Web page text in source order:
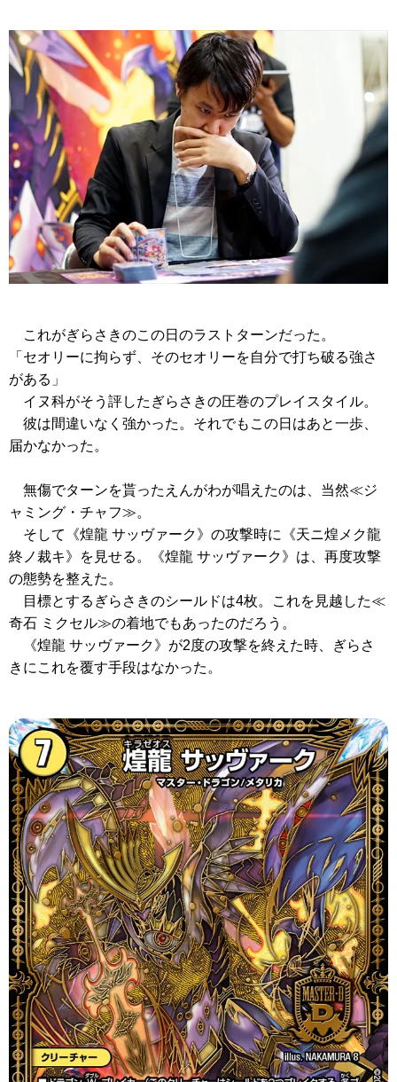
これがぎらさきのこの日のラストターンだった。
「セオリーに拘らず、そのセオリーを自分で打ち破る強さ
がある」
イヌ科がそう評したぎらさきの圧巻のプレイスタイル。
彼は間違いなく強かった。それでもこの日はあと一歩、
届かなかった。
無傷でターンを貰ったえんがわが唱えたのは、当然≪ジ
ャミング・チャフ≫。
そして
《煌龍 サッヴァーク》 の攻撃時に
《天ニ煌メク龍
終ノ裁キ》
を見せる。 《煌龍 サッヴァーク》 は、再度攻撃
の態勢を整えた。
目標とするぎらさきのシールドは4枚。これを見越した≪
奇石 ミクセル≫の着地でもあったのだろう。
《煌龍 サッヴァーク》 が2度の攻撃を終えた時、ぎらさ
きにこれを覆す手段はなかった。